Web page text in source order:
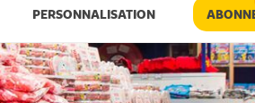
PERSONNALISATION